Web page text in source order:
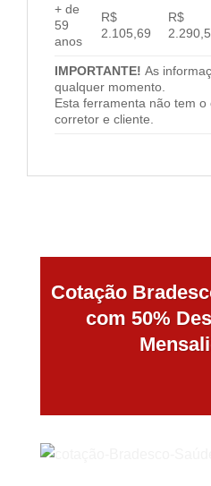
+ de
59
anos
R$
2.105,69
R$
IMPORTANTE! As
qualquer momento.
Esta ferramenta não tem
corretor e cliente.
Cotação
com 50%